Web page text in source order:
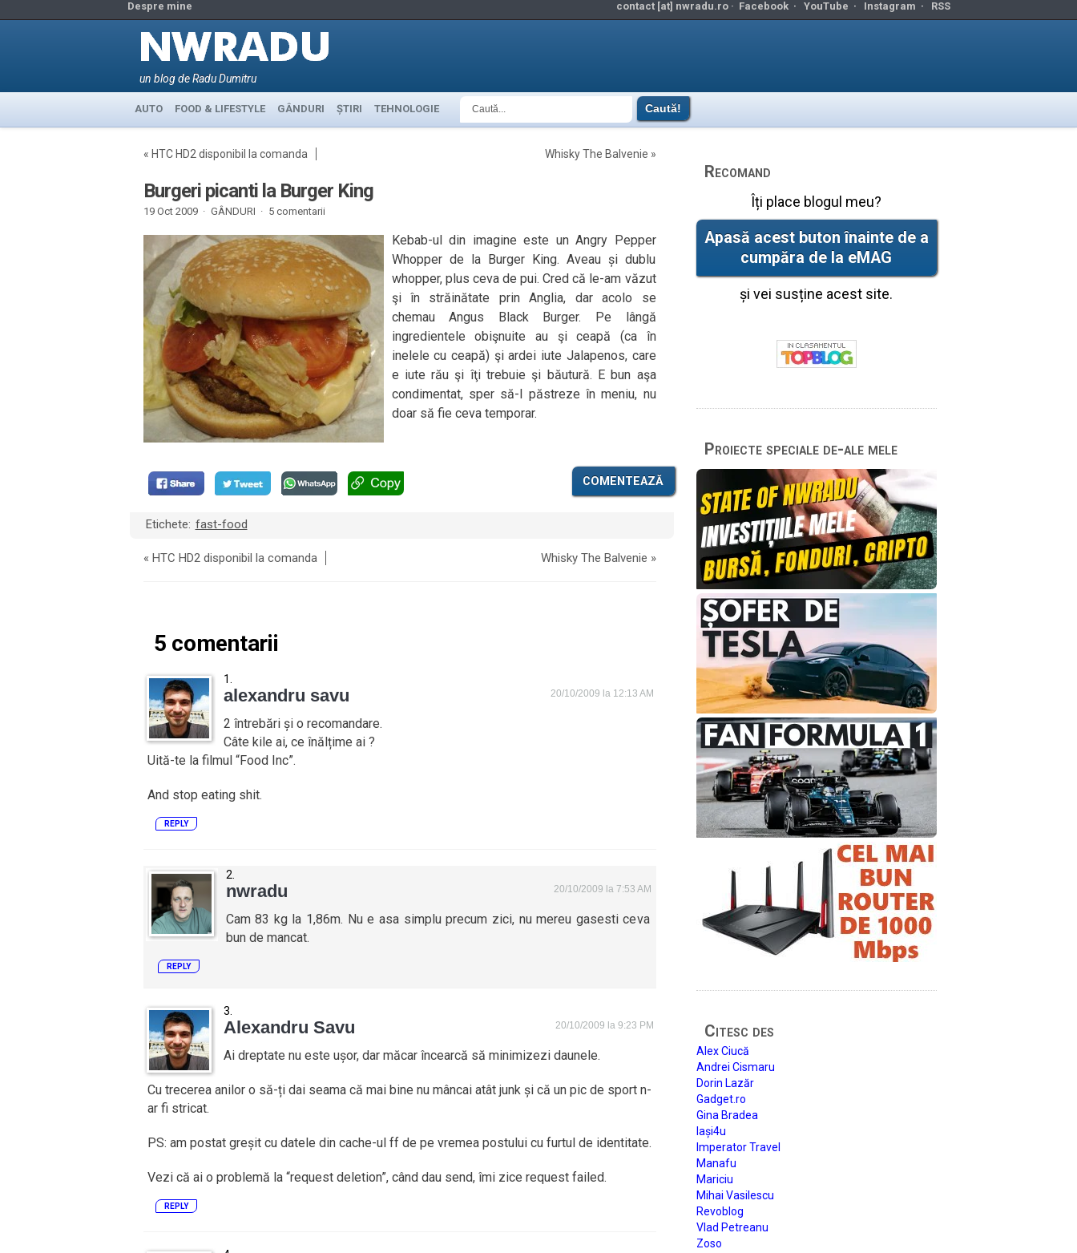
Despre mine contact [at] nwradu.ro · Facebook· YouTube · Instagram · RSS
un blog de Radu Dumitru
AUTO FOOD & LIFESTYLE GÂNDURI ȘTIRI TEHNOLOGIE
« HTC HD2 disponibil la comanda Whisky The Balvenie »
Burgeri picanti la Burger King
19 Oct 2009 · GÂNDURI · 5 comentarii
Kebab-ul din imagine este un Angry Pepper
Whopper de la Burger King. Aveau și dublu
whopper, plus ceva de pui. Cred că le-am văzut
şi în străinătate prin Anglia, dar acolo se
chemau Angus Black Burger. Pe lângă
ingredientele obişnuite au şi ceapă (ca în
inelele cu ceapă) şi ardei iute Jalapenos, care
e iute rău şi îţi trebuie şi băutură. E bun aşa
condimentat, sper să-l păstreze în meniu, nu
doar să fie ceva temporar.
COMENTEAZĂ
Etichete: fast-food
« HTC HD2 disponibil la comanda Whisky The Balvenie »
5 comentarii
alexandru savu 20/10/2009 la 12:13 AM
2 întrebări și o recomandare.
Câte kile ai, ce înălțime ai ?
Uită-te la filmul “Food Inc”.
And stop eating shit.
REPLY
nwradu 20/10/2009 la 7:53 AM
Cam 83 kg la 1,86m. Nu e asa simplu precum zici, nu mereu gasesti ceva
bun de mancat.
REPLY
Alexandru Savu 20/10/2009 la 9:23 PM
Ai dreptate nu este ușor, dar măcar încearcă să minimizezi daunele.
Cu trecerea anilor o să-ți dai seama că mai bine nu mâncai atât junk și că un pic de sport n-
ar fi stricat.
PS: am postat greșit cu datele din cache-ul ff de pe vremea postului cu furtul de identitate.
Vezi că ai o problemă la “request deletion”, când dau send, îmi zice request failed.
REPLY
Recomand
Îți place blogul meu?
Apasă acest buton înainte de a
cumpăra de la eMAG
și vei susține acest site.
Proiecte speciale de-ale mele
Citesc des
Alex Ciucă
Andrei Cismaru
Dorin Lazăr
Gadget.ro
Gina Bradea
Iași4u
Imperator Travel
Manafu
Mariciu
Mihai Vasilescu
Revoblog
Vlad Petreanu
Zoso